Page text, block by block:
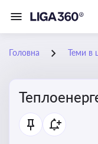
Головна Теми в